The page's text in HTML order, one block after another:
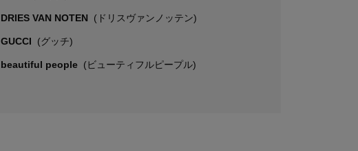
DRIES VAN NOTEN (ドリスヴァンノッテン)
GUCCI (グッチ)
beautiful people (ビューティフルピープル)